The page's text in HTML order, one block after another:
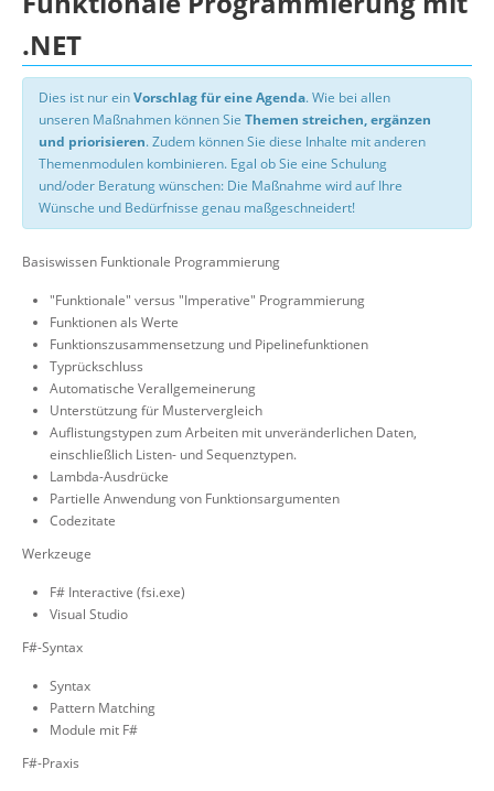
.NET
Dies ist nur einVorschlag für eine Agenda. Wie bei allen
unseren Maßnahmen können Sie Themen streichen, ergänzen
und priorisieren. Zudem können Sie diese Inhalte mit anderen
Themenmodulen kombinieren. Egal ob Sie eine Schulung
und/oder Beratung wünschen: Die Maßnahme wird auf Ihre
Wünsche und Bedürfnisse genau maßgeschneidert!
Basiswissen Funktionale Programmierung
"Funktionale" versus "Imperative" Programmierung
Funktionen als Werte
Funktionszusammensetzung und Pipelinefunktionen
Typrückschluss
Automatische Verallgemeinerung
Unterstützung für Mustervergleich
Auflistungstypen zum Arbeiten mit unveränderlichen Daten,
einschließlich Listen- und Sequenztypen.
Lambda-Ausdrücke
Partielle Anwendung von Funktionsargumenten
Codezitate
Werkzeuge
F# Interactive (fsi.exe)
Visual Studio
F#-Syntax
Syntax
Pattern Matching
Module mit F#
F#-Praxis